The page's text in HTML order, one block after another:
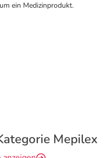
ein Medizinprodukt.
Mepilex